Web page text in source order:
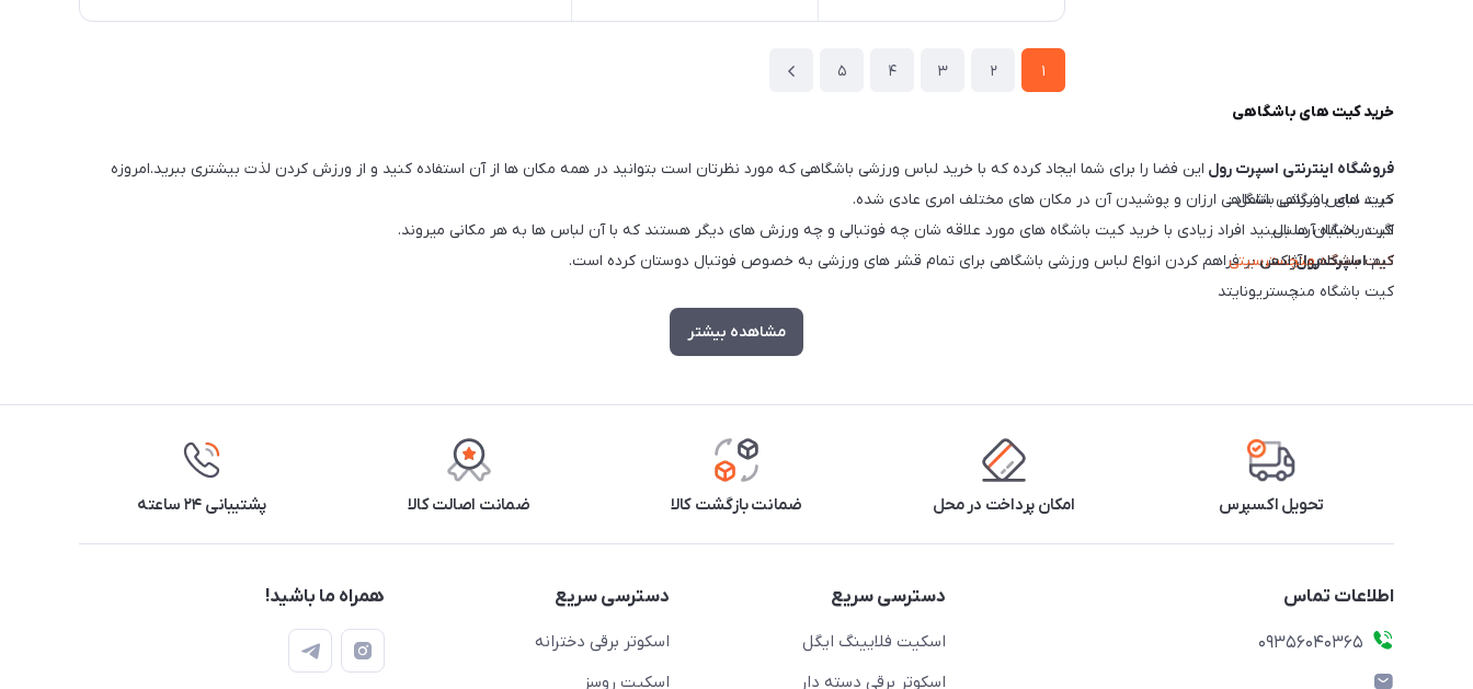
1
2
3
4
5
خرید کیت های باشگاهی
فروشگاه اینترنتی اسپرت رول این فضا را برای شما ایجاد کرده که با خرید لباس ورزشی باشگاهی که مورد نظرتان است بتوانید در همه مکان ها از آن استفاده کنید و از ورزش کردن لذت بیشتری ببرید.امروزه
خرید لباس ورزشی باشگاهی ارزان و پوشیدن آن در مکان های مختلف امری عادی شده.
اگر در خیابان ها ببینید افراد زیادی با خرید کیت باشگاه های مورد علاقه شان چه فوتبالی و چه ورزش های دیگر هستند که با آن لباس ها به هر مکانی میروند.
تیماسپرت رولسعی بر فراهم کردن انواع لباس ورزشی باشگاهی برای تمام قشر های ورزشی به خصوص فوتبال دوستان کرده است.
کیت های باشگاهی شامل :
کیت باشگاه آرسنال
کیت باشگاه منچسترسیتی
کیت باشگاه منچستریونایتد
کیت تیم ملی انگلیس
کیت باشگاه آث میلان
کیت باشگاه اینترمیلان
کیت تیم ملی پرتقال
کیت تیم ملی برزیل
کیت باشگاهی آژاکس
مشاهده بیشتر
تحویل اکسپرس امکان پرداخت در محل ضمانت بازگشت کالا ضمانت اصالت کالا پشتیبانی ۲۴ ساعته
اطلاعات تماس
۰۹۳۵۶۰۴۰۳۶۵
دسترسی سریع
اسکیت فلایینگ ایگل
اسکوتر برقی دسته دار
دسترسی سریع
اسکوتر برقی دخترانه
اسکیت روسز
همراه ما باشید!